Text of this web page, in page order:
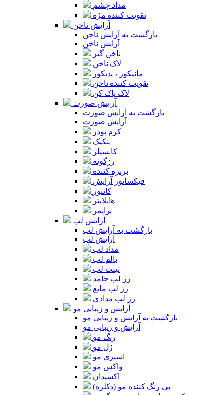
مداد چشم
تقویت کننده مژه
آرایش ناخن
بازگشت به آرایش ناخن
آرایش ناخن
ناخن گیر
لاک ناخن
مانیکور ، پدیکور
تقویت کننده ناخن
لاک پاک کن
آرایش صورت
بازگشت به آرایش صورت
آرایش صورت
کرم پودر
پنکیک
کانسیلر
رژگونه
برنزه کننده
فیکساتور آرایش
کانتور
هایلایتر
پرایمر
آرایش لب
بازگشت به آرایش لب
آرایش لب
مداد لب
بالم لب
تینت لب
رژ لب جامد
رژ لب مایع
رژ لب مدادی
آرایش و زیبایی مو
بازگشت به آرایش و زیبایی مو
آرایش و زیبایی مو
رنگ مو
ژل مو
اسپری مو
واکس مو
اکسیدان
بی رنگ کننده مو (دکلره)